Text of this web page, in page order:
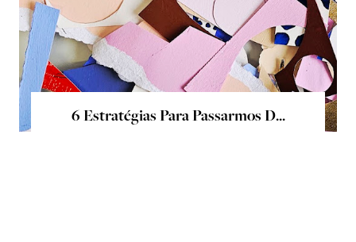
6 Estratégias Para Passarmos D...